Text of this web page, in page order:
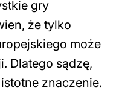
gry
że tylko
może
Dlatego sądzę,
znaczenie.